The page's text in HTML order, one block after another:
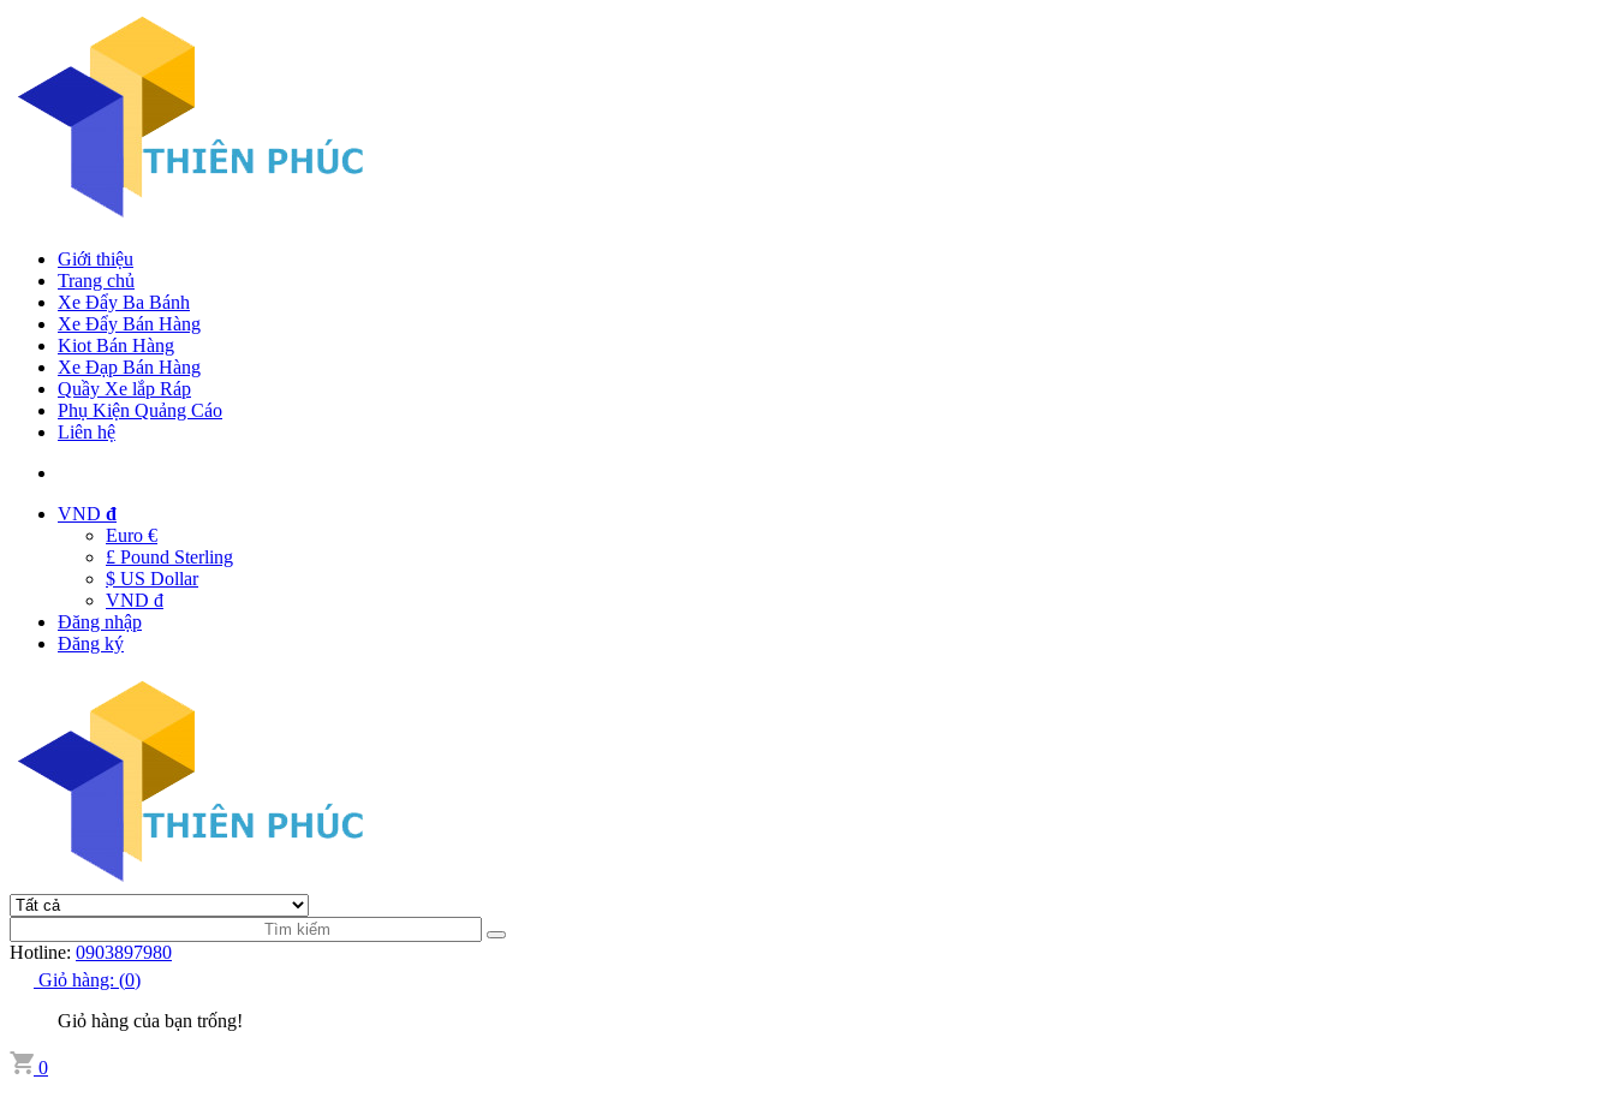
Giới thiệu
Trang chủ
Xe Đẩy Ba Bánh
Xe Đẩy Bán Hàng
Kiot Bán Hàng
Xe Đạp Bán Hàng
Quầy Xe lắp Ráp
Phụ Kiện Quảng Cáo
Liên hệ
VND đ
Euro €
£ Pound Sterling
$ US Dollar
VND đ
Đăng nhập
Đăng ký
Hotline: 0903897980
Giỏ hàng: (0)
Giỏ hàng của bạn trống!
0